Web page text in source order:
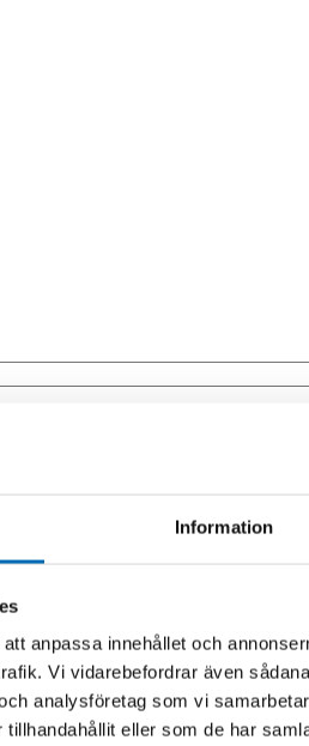
Information
anpassa innehållet och
Vi vidarebefordrar även
analysföretag som vi
eller som de har
och din arbetsplats i full
vi har allt för att hålla din maskin i
som säkerställer att du
eller fordonsvård för att bibehålla